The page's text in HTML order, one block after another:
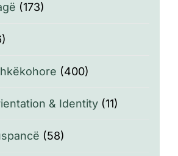
(173)
(400)
& Identity (11)
(58)